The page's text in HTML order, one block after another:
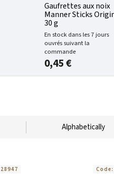
Gaufrettes aux noix
Manner Sticks
30 g
En stock dans les 7 jours
ouvrés suivant la
commande
0,45 €
Alphabetically
28947 Code: